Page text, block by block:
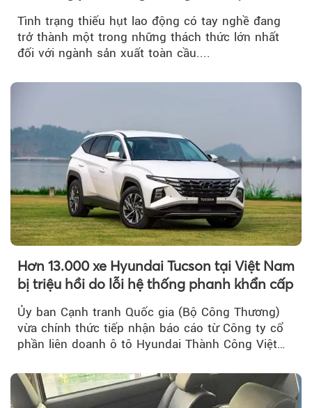
Tình trạng thiếu hụt lao động có tay nghề đang
trở thành một trong những thách thức lớn nhất
đối với ngành sản xuất toàn cầu....
Hơn 13.000 xe Hyundai Tucson tại Việt Nam
bị triệu hồi do lỗi hệ thống phanh khẩn cấp
Ủy ban Cạnh tranh Quốc gia (Bộ Công Thương)
vừa chính thức tiếp nhận báo cáo từ Công ty cổ
phần liên doanh ô tô Hyundai Thành Công Việt